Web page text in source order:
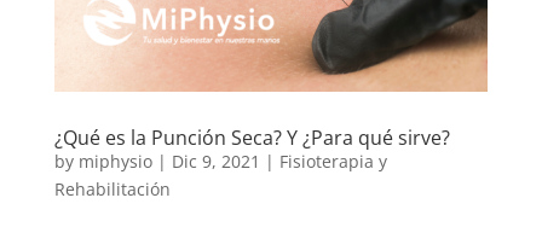
¿Qué es la Punción Seca? Y ¿Para qué sirve?
by miphysio| Dic 9, 2021 | Fisioterapia y
Rehabilitación